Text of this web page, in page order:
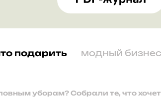
подарить модный бизнес
уборам? Собрали те, что